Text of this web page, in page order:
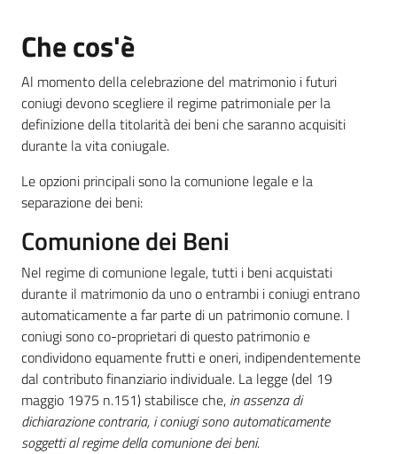
famiglie
Informazioni
locali
Newsletter
Che cos'è
Al momento della celebrazione del matrimonio i futuri
coniugi devono scegliere il regime patrimoniale per la
definizione della titolarità dei beni che saranno acquisiti
durante la vita coniugale.
Le opzioni principali sono la comunione legale e la
separazione dei beni:
Comunione dei Beni
Nel regime di comunione legale, tutti i beni acquistati
durante il matrimonio da uno o entrambi i coniugi entrano
automaticamente a far parte di un patrimonio comune. I
coniugi sono co-proprietari di questo patrimonio e
condividono equamente frutti e oneri, indipendentemente
dal contributo finanziario individuale. La legge (del 19
maggio 1975 n.151) stabilisce che, in assenza di
dichiarazione contraria, i coniugi sono automaticamente
soggetti al regime della comunione dei beni.